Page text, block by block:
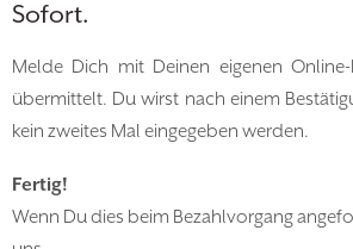
Sofort.
Melde Dich mit Deinen eigenen
übermittelt. Du wirst nach einem
kein zweites Mal eingegeben werden.
Fertig!
Wenn Du dies beim Bezahlvorgang